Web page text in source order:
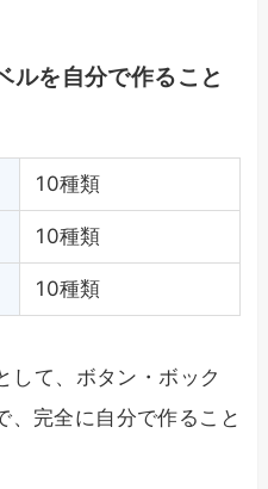
ルを自分で作ること
10種類
10種類
10種類
して、ボタン・ボック
、完全に自分で作ること